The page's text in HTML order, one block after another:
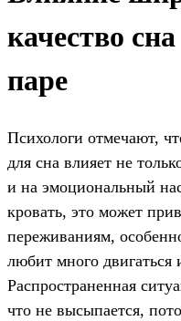
качество
паре
Психологи отмечают,
для сна влияет не
и на эмоциональный
кровать, это может
переживаниям,
любит много двигаться
Распространенная
что не высыпается,